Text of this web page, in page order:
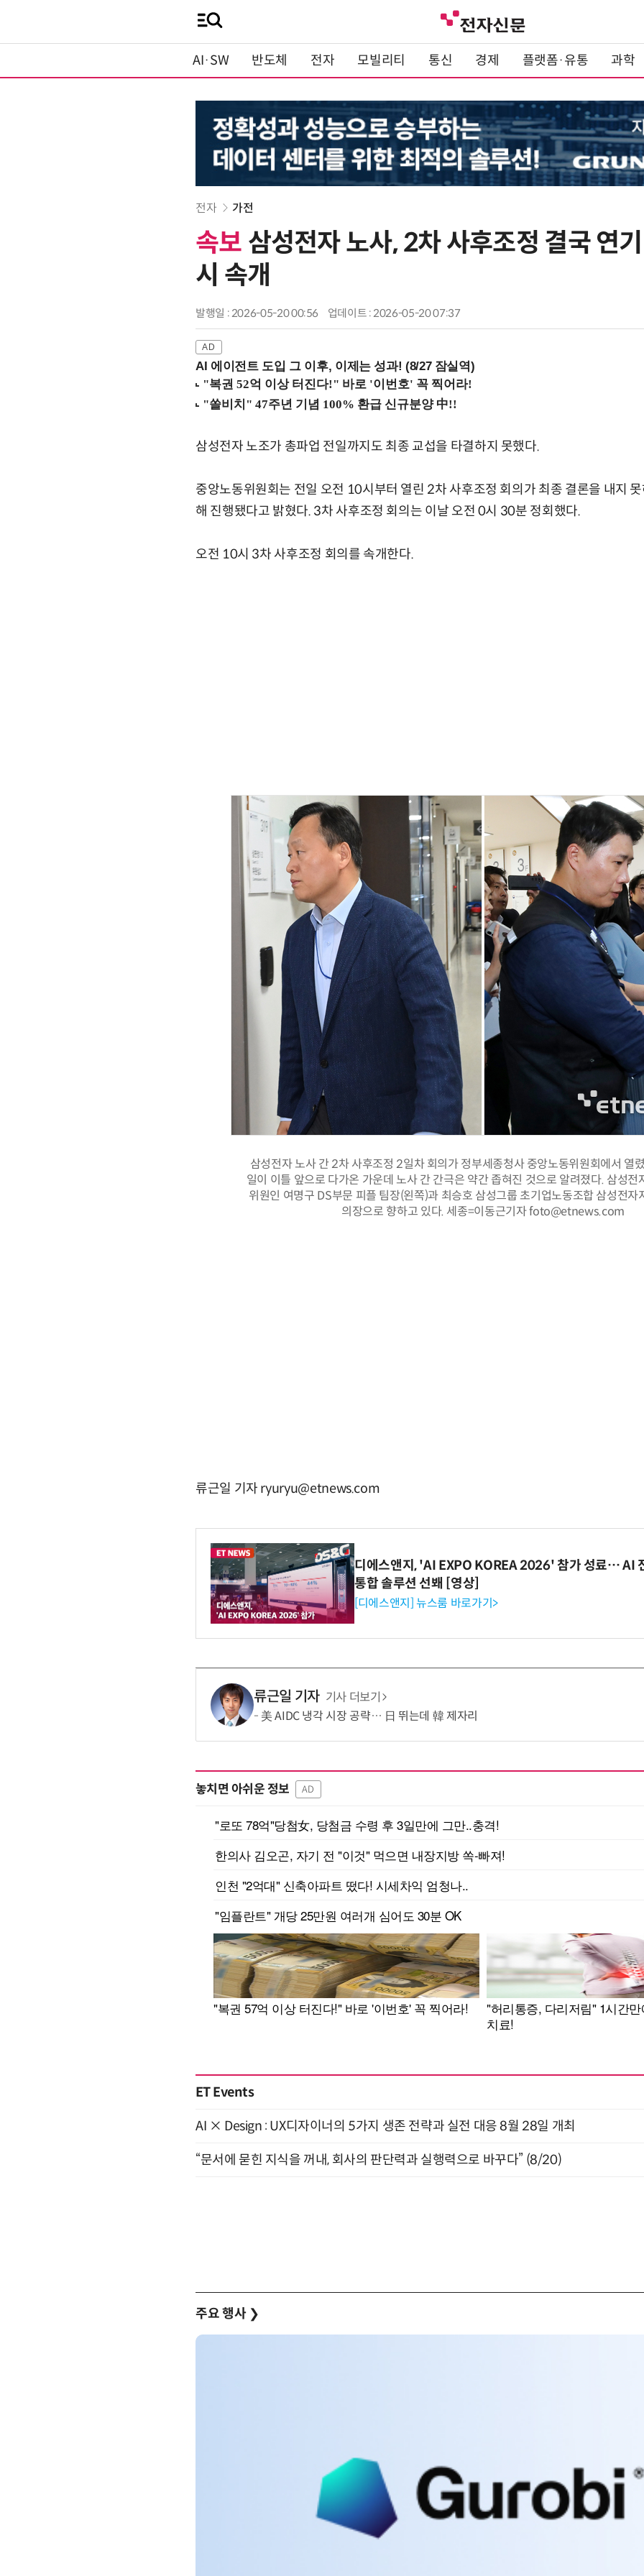
AI·SW 반도체 전자 모빌리티 통신 경제 플랫폼·유통 과학
전자 가전
속보 삼성전자 노사, 2차 사후조정 결국 연
시 속개
발행일 : 2026-05-20 00:56 업데이트 : 2026-05-20 07:37
AI 에이전트 도입 그 이후, 이제는 성과! (8/27 잠실역)
삼성전자 노조가 총파업 전일까지도 최종 교섭을 타결하지 못했다.
중앙노동위원회는 전일 오전 10시부터 열린 2차 사후조정 회의가 최종 결론을 내지
해 진행됐다고 밝혔다. 3차 사후조정 회의는 이날 오전 0시 30분 정회했다.
오전 10시 3차 사후조정 회의를 속개한다.
삼성전자 노사 간 2차 사후조정 2일차 회의가 정부세종청사 중앙노동위원회에서 열
일이 이틀 앞으로 다가온 가운데 노사 간 간극은 약간 좁혀진 것으로 알려졌다. 삼성전
위원인 여명구 DS부문 피플 팀장(왼쪽)과 최승호 삼성그룹 초기업노동조합 삼성전자
의장으로 향하고 있다. 세종=이동근기자 foto@etnews.com
류근일 기자 ryuryu@etnews.com
디에스앤지, 'AI EXPO KOREA 2026' 참가 성료… AI
통합 솔루션 선봬 [영상]
[디에스앤지] 뉴스룸 바로가기>
류근일 기자 기사 더보기
美 AIDC 냉각 시장 공략… 日 뛰는데 韓 제자리
놓치면 아쉬운 정보 AD
ET Events
AI × Design : UX디자이너의 5가지 생존 전략과 실전 대응 8월 28일 개최
“문서에 묻힌 지식을 꺼내, 회사의 판단력과 실행력으로 바꾸다” (8/20)
주요 행사 ❯